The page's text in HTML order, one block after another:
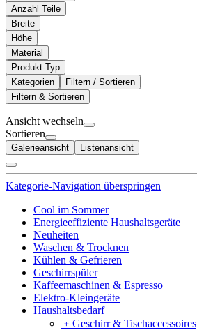
Anzahl Teile
Breite
Höhe
Material
Produkt-Typ
Kategorien
Filtern / Sortieren
Filtern & Sortieren
Ansicht wechseln
Sortieren
Galerieansicht Listenansicht
Kategorie-Navigation überspringen
Cool im Sommer
Energieeffiziente Haushaltsgeräte
Neuheiten
Waschen & Trocknen
Kühlen & Gefrieren
Geschirrspüler
Kaffeemaschinen & Espresso
Elektro-Kleingeräte
Haushaltsbedarf
﹢ Geschirr & Tischaccessoires